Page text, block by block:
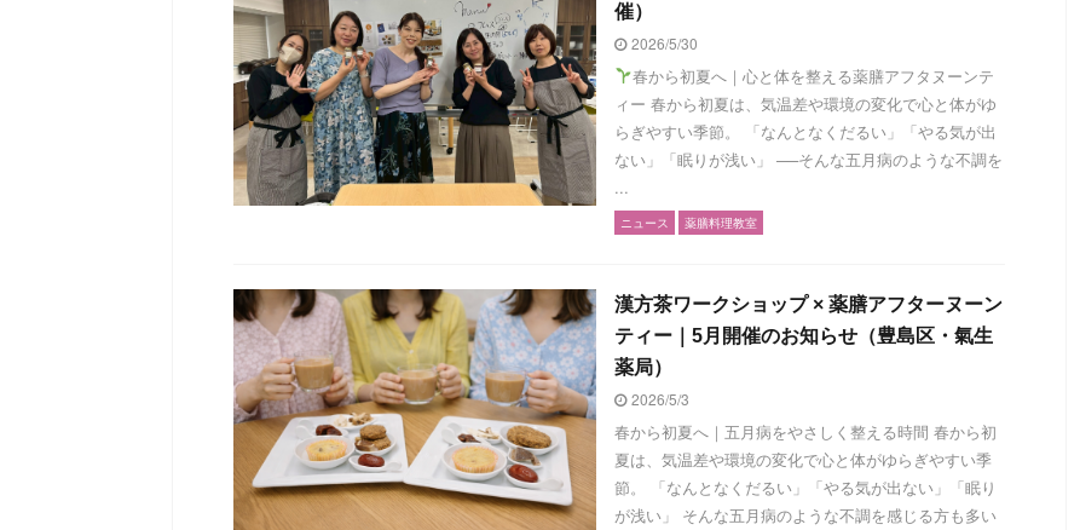
催）
2026/5/30
春から初夏へ｜心と体を整える薬膳アフタヌーンテ
ィー 春から初夏は、気温差や環境の変化で心と体がゆ
らぎやすい季節。 「なんとなくだるい」「やる気が出
ない」「眠りが浅い」 ──そんな五月病のような不調を
...
ニュース 薬膳料理教室
漢方茶ワークショップ × 薬膳アフターヌーン
ティー｜5月開催のお知らせ（豊島区・氣生
薬局）
2026/5/3
春から初夏へ｜五月病をやさしく整える時間 春から初
夏は、気温差や環境の変化で心と体がゆらぎやすい季
節。 「なんとなくだるい」「やる気が出ない」「眠り
が浅い」 そんな五月病のような不調を感じる方も多い